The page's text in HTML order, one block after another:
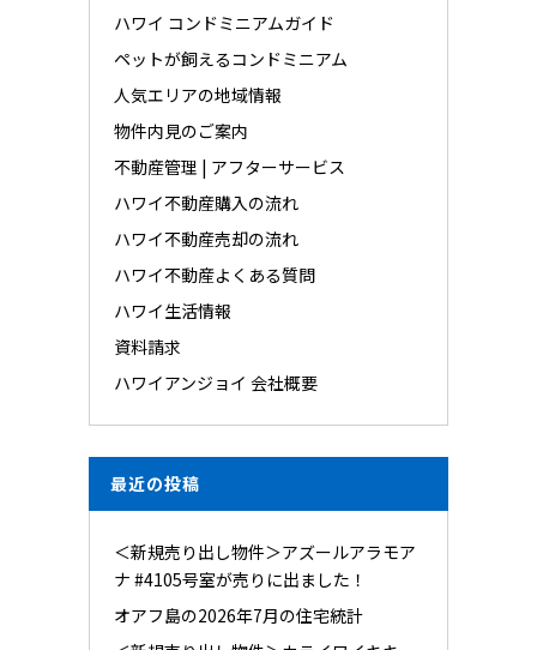
ハワイ コンドミニアムガイド
ペットが飼えるコンドミニアム
人気エリアの地域情報
物件内見のご案内
不動産管理 | アフターサービス
ハワイ不動産購入の流れ
ハワイ不動産売却の流れ
ハワイ不動産よくある質問
ハワイ生活情報
資料請求
ハワイアンジョイ 会社概要
最近の投稿
＜新規売り出し物件＞アズールアラモア
ナ #4105号室が売りに出ました！
オアフ島の2026年7月の住宅統計